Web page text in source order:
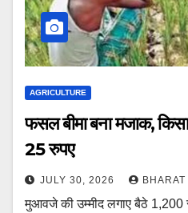
AGRICULTURE
फसल बीमा बना मजाक,
25 रुपए
JULY 30, 2026
मुआवजे की उम्मीद लगाए बैठे